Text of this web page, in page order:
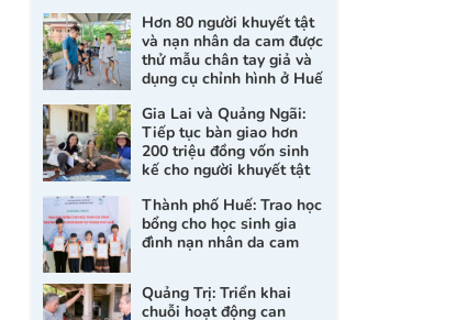
Hơn 80 người khuyết tật
và nạn nhân da cam được
thử mẫu chân tay giả và
dụng cụ chỉnh hình ở Huế
Gia Lai và Quảng Ngãi:
Tiếp tục bàn giao hơn
200 triệu đồng vốn sinh
kế cho người khuyết tật
Thành phố Huế: Trao học
bổng cho học sinh gia
đình nạn nhân da cam
Quảng Trị: Triển khai
chuỗi hoạt động can